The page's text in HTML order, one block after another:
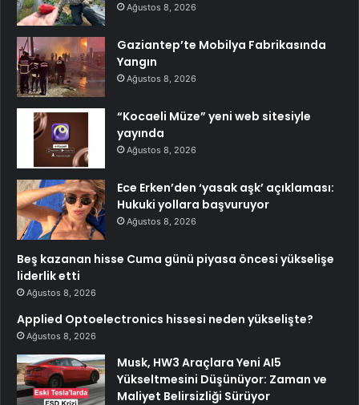
Ağustos 8, 2026
Gaziantep’te Mobilya Fabrikasında
Yangın
Ağustos 8, 2026
“Kocaeli Müze” yeni web sitesiyle
yayında
Ağustos 8, 2026
Ece Erken’den ‘yasak aşk’ açıklaması:
Hukuki yollara başvuruyor
Ağustos 8, 2026
Beş kazanan hisse Cuma günü piyasa öncesi yükselişe
liderlik etti
Ağustos 8, 2026
Applied Optoelectronics hissesi neden yükselişte?
Ağustos 8, 2026
Musk, HW3 Araçlara Yeni AI5
Yükseltmesini Düşünüyor: Zaman ve
Maliyet Belirsizliği Sürüyor